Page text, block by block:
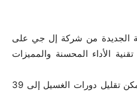
الجديدة من شركة إل جي على
الأداء المحسنة والمميزات
مع تقنية TurboWash™ 360، يمكن تقليل دورات الغسيل إلى 39